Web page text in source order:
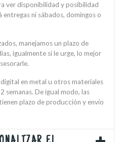
ver disponibilidad y posibilidad
ni sábados, domingos o
manejamos un plazo de
igualmente si le urge, lo mejor
en metal u otros materiales
semanas. De igual modo, las
plazo de producción y envío